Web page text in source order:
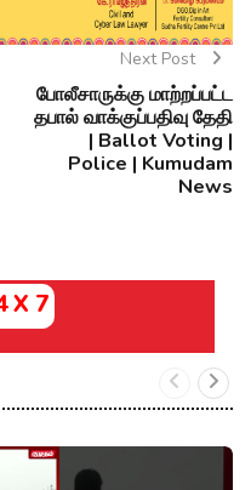
Next Post
போலீசாருக்கு மாற்றப்பட்ட
தபால் வாக்குப்பதிவு தேதி
| Ballot Voting |
Police | Kumudam
News
X 7